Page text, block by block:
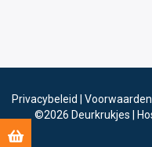
Privacybeleid
©2026 Deurkrukjes